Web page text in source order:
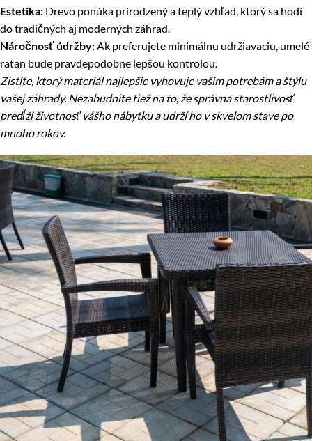
Estetika: Drevo ponúka prirodzený a teplý vzhľad, ktorý sa hodí
do tradičných aj moderných záhrad.
Náročnosť údržby: Ak preferujete minimálnu udržiavaciu, umelé
ratan bude pravdepodobne lepšou kontrolou.
Zistite, ktorý materiál najlepšie vyhovuje vašim potrebám a štýlu
vašej záhrady. Nezabudnite tiež na to, že správna starostlivosť
predĺži životnosť vášho nábytku a udrží ho v skvelom stave po
mnoho rokov.